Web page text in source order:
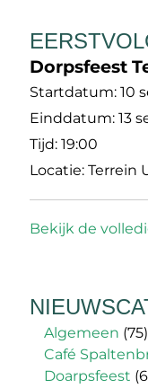
Dorpsfeest
Startdatum: 10
Einddatum: 13
Tijd: 19:00
Locatie: Terrein
Bekijk de
Algemeen (75)
Café
Doarpsfeest